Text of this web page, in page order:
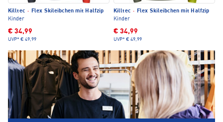
Killtec ·
Flex Skileibchen mit Halfzip
Kinder
€ 34,99
UVP* € 49,99
Killtec ·
Flex Skileibchen mit Halfzip
Kinder
€ 34,99
UVP* € 49,99